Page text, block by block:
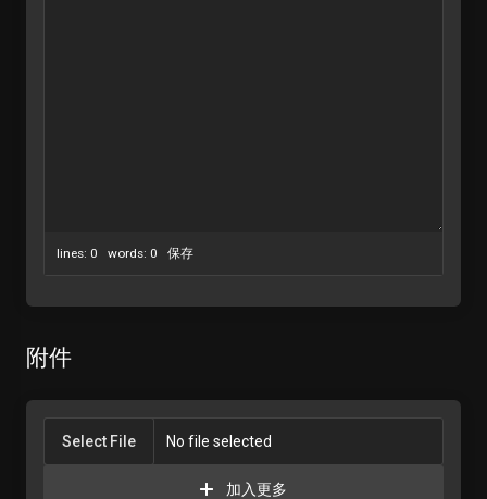
lines: 0 words: 0 保存
附件
Select File No file selected
加入更多